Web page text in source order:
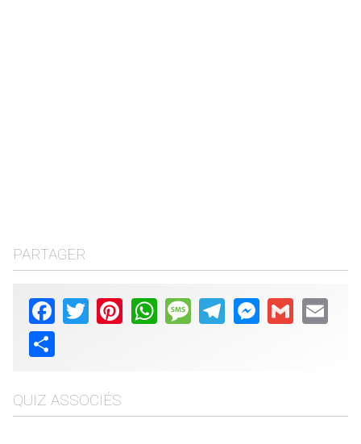
PARTAGER
Facebook
Twitter PinterestWhatsAppMessageTelegramMessenger
Gmail Email
Share
QUIZ ASSOCIÉS